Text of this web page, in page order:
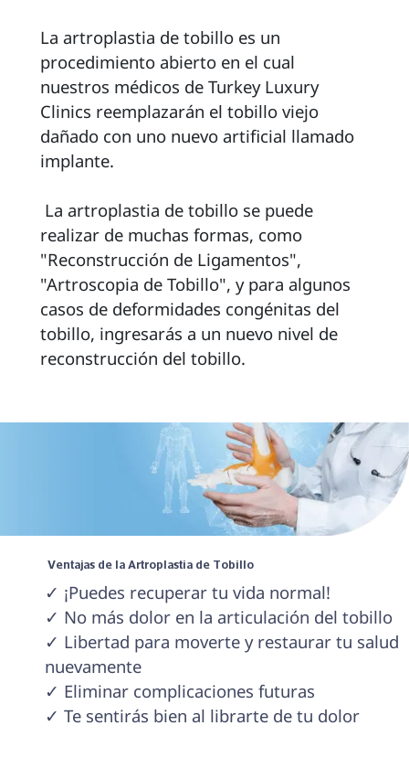
La artroplastia de tobillo es un
procedimiento abierto en el cual
nuestros médicos de Turkey Luxury
Clinics reemplazarán el tobillo viejo
dañado con uno nuevo artificial llamado
implante.
realizar de muchas formas, como
"Reconstrucción de Ligamentos",
"Artroscopia de Tobillo", y para algunos
casos de deformidades congénitas del
tobillo, ingresarás a un nuevo nivel de
reconstrucción del tobillo.
Ventajas de la Artroplastia de Tobillo
✓ ¡Puedes recuperar tu vida normal!
✓ No más dolor en la articulación del tobillo
✓ Libertad para moverte y restaurar tu salud
nuevamente
✓ Eliminar complicaciones futuras
✓ Te sentirás bien al librarte de tu dolor